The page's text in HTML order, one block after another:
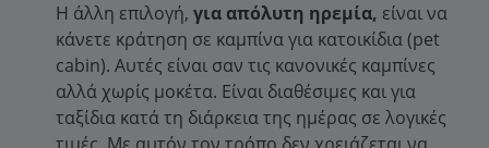
Η άλλη επιλογή, για απόλυτη ηρεμία, είναι να
κάνετε κράτηση σε καμπίνα για κατοικίδια (pet
cabin). Αυτές είναι σαν τις κανονικές καμπίνες
αλλά χωρίς μοκέτα. Είναι διαθέσιμες και για
ταξίδια κατά τη διάρκεια της ημέρας σε λογικές